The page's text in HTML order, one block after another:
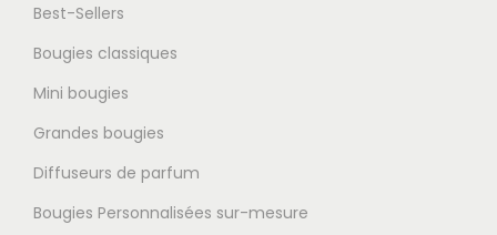
Best-Sellers
Bougies classiques
Mini bougies
Grandes bougies
Diffuseurs de parfum
Bougies Personnalisées sur-mesure